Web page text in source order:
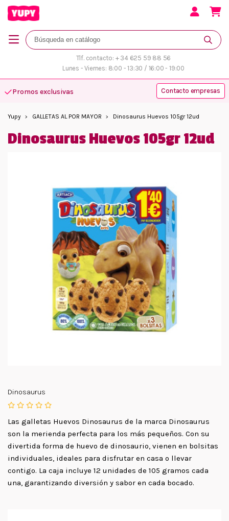
Tlf. contacto: + 34 625 59 88 56
Lunes - Viernes: 8:00 - 13:30 / 16:00 - 19:00
Atención personalizada Contacto empresas
Yupy GALLETAS AL POR MAYOR Dinosaurus Huevos 105gr 12ud
Dinosaurus Huevos 105gr 12ud
Dinosaurus
Las galletas Huevos Dinosaurus de la marca Dinosaurus
son la merienda perfecta para los más pequeños. Con su
divertida forma de huevo de dinosaurio, vienen en bolsitas
individuales, ideales para disfrutar en casa o llevar
contigo. La caja incluye 12 unidades de 105 gramos cada
una, garantizando diversión y sabor en cada bocado.